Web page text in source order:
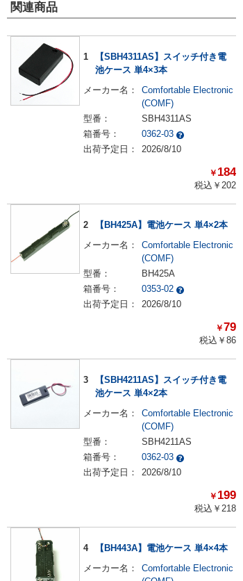
関連商品
1
【SBH4311AS】スイッチ付き電
池ケース 単4×3本
メーカー名：
Comfortable Electronic
(COMF)
型番：
SBH4311AS
箱番号：
0362-03
出荷予定日：
2026/8/10
￥ 184
税込￥ 202
2
【BH425A】電池ケース 単4×2本
メーカー名：
Comfortable Electronic
(COMF)
型番：
BH425A
箱番号：
0353-02
出荷予定日：
2026/8/10
￥79
税込￥ 86
3
【SBH4211AS】スイッチ付き電
池ケース 単4×2本
メーカー名：
Comfortable Electronic
(COMF)
型番：
SBH4211AS
箱番号：
0362-03
出荷予定日：
2026/8/10
￥ 199
税込￥ 218
4
【BH443A】電池ケース 単4×4本
メーカー名：
Comfortable Electronic